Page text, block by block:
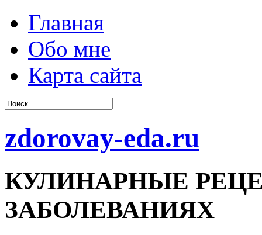
Главная
Обо мне
Карта сайта
zdorovay-eda.ru
КУЛИНАРНЫЕ
ЗАБОЛЕВАНИЯХ